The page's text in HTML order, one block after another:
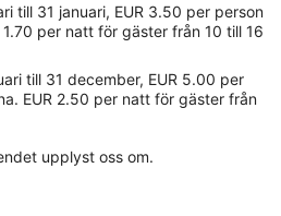
till 31 januari, EUR 3.50 per person
per natt för gäster från 10 till 16
till 31 december, EUR 5.00 per
EUR 2.50 per natt för gäster från
upplyst oss om.